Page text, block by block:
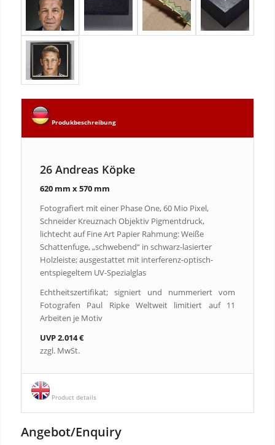
Produkbeschreibung
26 Andreas Köpke
620 mm x 570 mm
Fotografiert mit einer Phase One, 60 Mio Pixel,
Schneider Kreuznach Objektiv Pigmentdruck,
lichtecht auf Fine Art Papier Rahmung: Weiße
Schattenfuge, „schwebend“ in schwarz-lasierter
Holzleiste; ausgestattet mit interferenz-optisch-
entspiegeltem UV-Spezialglas
Echtheitszertifikat; signiert und nummeriert vom
Fotografen Paul Ripke Weltweit limitiert auf 11
Arbeiten je Motiv
UVP 2.014 €
zzgl. MwSt.
Product details
Angebot/Enquiry